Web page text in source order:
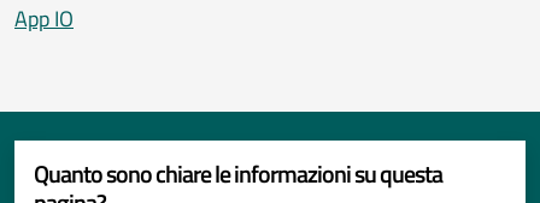
App IO
Quanto sono chiare le informazioni su questa